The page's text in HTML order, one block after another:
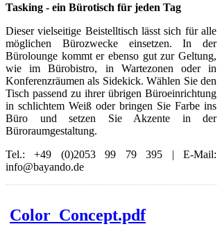
Tasking - ein Bürotisch für jeden Tag
Dieser vielseitige Beistelltisch lässt sich für alle
möglichen Bürozwecke einsetzen. In der
Bürolounge kommt er ebenso gut zur Geltung,
wie im Bürobistro, in Wartezonen oder in
Konferenzräumen als Sidekick. Wählen Sie den
Tisch passend zu ihrer übrigen Büroeinrichtung
in schlichtem Weiß oder bringen Sie Farbe ins
Büro und setzen Sie Akzente in der
Büroraumgestaltung.
Tel.: +49 (0)2053 99 79 395 | E-Mail:
info@bayando.de
Color_Concept.pdf